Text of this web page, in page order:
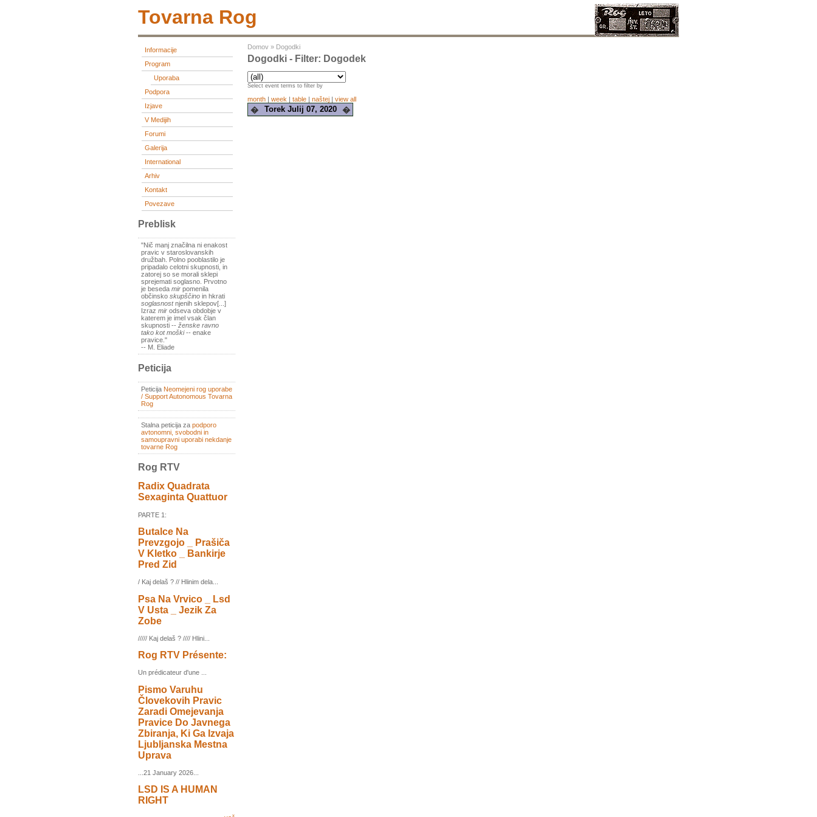
Tovarna Rog
Informacije
Program
Uporaba
Podpora
Izjave
V Medijih
Forumi
Galerija
International
Arhiv
Kontakt
Povezave
Preblisk
"Nič manj značilna ni enakost
pravic v staroslovanskih
družbah. Polno pooblastilo je
pripadalo celotni skupnosti, in
zatorej so se morali sklepi
sprejemati soglasno. Prvotno
je beseda mir pomenila
občinsko skupščino in hkrati
soglasnostnjenih sklepov[...]
Izraz mir odseva obdobje v
katerem je imel vsak član
skupnosti -- ženske ravno
tako kot moški-- enake
pravice."
-- M. Eliade
Peticija
Peticija Neomejeni rog uporabe
/ Support Autonomous Tovarna
Rog
Stalna peticija za podporo
avtonomni, svobodni in
samoupravni uporabi nekdanje
tovarne Rog
Rog RTV
Radix Quadrata
Sexaginta Quattuor
PARTE 1:
Butalce Na
Prevzgojo _ Prašiča
V Kletko _ Bankirje
Pred Zid
/ Kaj delaš ? // Hlinim dela...
Psa Na Vrvico _ Lsd
V Usta _ Jezik Za
Zobe
///// Kaj delaš ? //// Hlini...
Rog RTV Présente:
Un prédicateur d'une ...
Pismo Varuhu
Človekovih Pravic
Zaradi Omejevanja
Pravice Do Javnega
Zbiranja, Ki Ga Izvaja
Ljubljanska Mestna
Uprava
...21 January 2026...
LSD IS A HUMAN
RIGHT
Domov » Dogodki
Dogodki - Filter: Dogodek
Select event terms to filter by
month | week | table | naštej | view all
� Torek Julij 07, 2020 �